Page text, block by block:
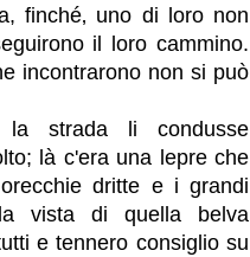
finché‚ uno di loro non
il loro cammino.
incontrarono non si può
la strada li condusse
là c'era una lepre che
dritte e i grandi
vista di quella belva
e tennero consiglio su